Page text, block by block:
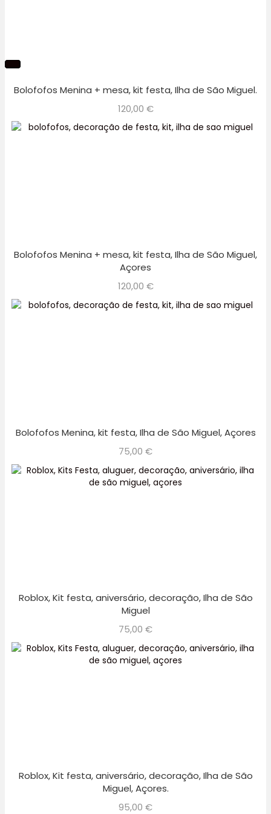
Bolofofos Menina + mesa, kit festa, Ilha de São Miguel.
120,00 €
Bolofofos Menina + mesa, kit festa, Ilha de São Miguel,
Açores
120,00 €
Bolofofos Menina, kit festa, Ilha de São Miguel, Açores
75,00 €
Roblox, Kit festa, aniversário, decoração, Ilha de São
Miguel
75,00 €
Roblox, Kit festa, aniversário, decoração, Ilha de São
Miguel, Açores.
95,00 €